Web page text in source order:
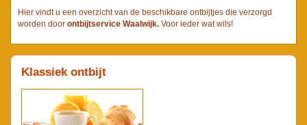
Hier vindt u een overzicht van de beschikbare ontbijtjes die verzorgd
worden door ontbijtservice Waalwijk. Voor ieder wat wils!
Klassiek ontbijt